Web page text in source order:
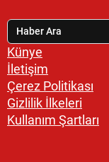
Künye
İletişim
Çerez Politikası
Gizlilik İlkeleri
Kullanım Şartları